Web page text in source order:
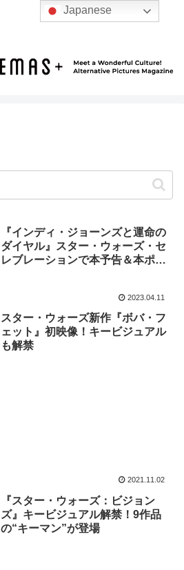
『インディ・ジョーンズと運命の
ダイヤル』スター・ウォーズ・セ
レブレーションで本予告＆本ポス
2023.04.11
スター・ウォーズ新作『ボバ・フ
ェット』初映像！キービジュアル
も解禁
2021.11.02
『スター・ウォーズ：ビジョン
ズ』キービジュアル解禁！9作品
の“キーマン”が登場
Japanese